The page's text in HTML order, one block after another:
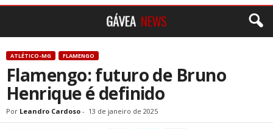
ATLÉTICO-MG FLAMENGO
Flamengo: futuro de Bruno
Henrique é definido
Por Leandro Cardoso - 13 de janeiro de 2025